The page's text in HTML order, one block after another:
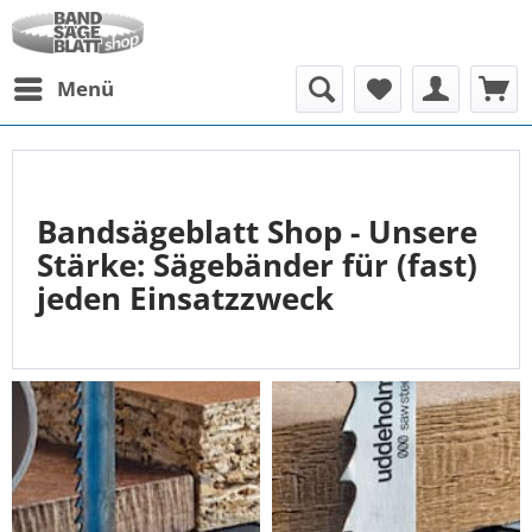
Menü
Bandsägeblatt Shop - Unsere
Stärke: Sägebänder für (fast)
jeden Einsatzzweck
Willkommen bei IhremSpezialisten für Bandsägen. Wir
bieten kompetente Beratung sowie einen einfachen
Bestellprozess - ganz nach Ihren Wünschen. Sie möchten
perTelefon, Fax, eMailoder ganz bequem direkt online
bestellen? Kein Problem.